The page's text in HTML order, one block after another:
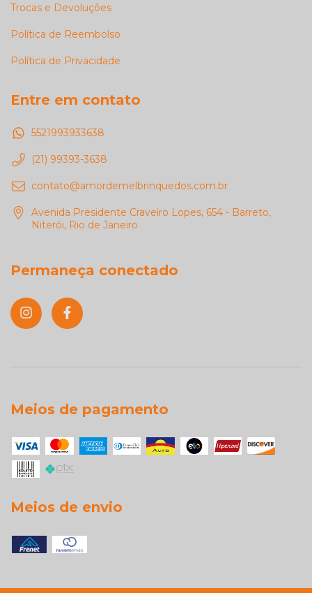
Trocas e Devoluções
Política de Reembolso
Política de Privacidade
Entre em contato
5521993933638
(21) 99393-3638
contato@amordemelbrinquedos.com.br
Avenida Presidente Craveiro Lopes, 654 - Barreto,
Niterói, Rio de Janeiro
Permaneça conectado
Meios de pagamento
Meios de envio